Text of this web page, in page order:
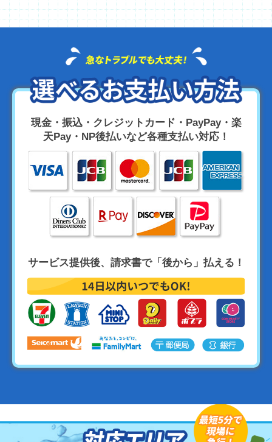
現金・振込・クレジットカード・PayPay・楽
天Pay・NP後払いなど各種支払い対応！
サービス提供後、請求書で「後から」払える！